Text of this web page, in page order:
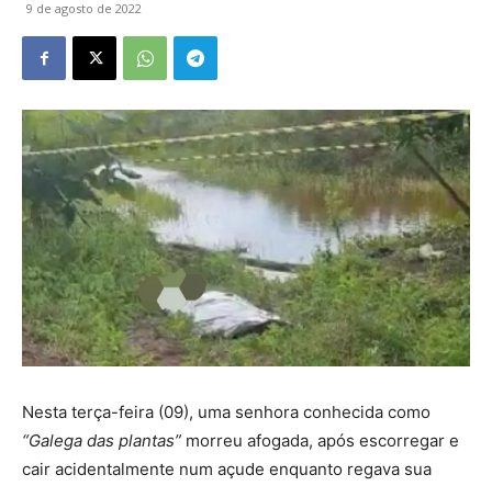
9 de agosto de 2022
Nesta terça-feira (09), uma senhora conhecida como
“Galega das plantas” morreu afogada, após escorregar e
cair acidentalmente num açude enquanto regava sua